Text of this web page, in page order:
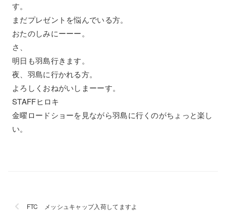
す。
まだプレゼントを悩んでいる方。
おたのしみにーーー。
さ、
明日も羽島行きます。
夜、羽島に行かれる方。
よろしくおねがいしまーーす。
STAFFヒロキ
金曜ロードショーを見ながら羽島に行くのがちょっと楽し
い。
FTC メッシュキャップ入荷してますよ